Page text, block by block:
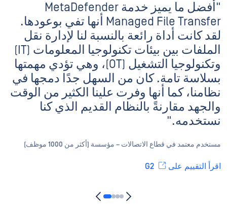
"أفضل ما يميز خدمة MetaDefender
Managed File Transfer أنها تفي بوعودها.
لقد كانت أداة رائعة بالنسبة لنا لإدارة نقل
الملفات بين بيئات تكنولوجيا المعلومات (IT)
وتكنولوجيا التشغيل (OT)، وهي تؤدي مهمتها
بسلاسة تامة. كان من السهل جدًا دمجها في
نظامنا، كما أنها وفرت علينا الكثير من الوقت
والجهد مقارنةً بالنظام القديم الذي كنا
نستخدمه."
مستخدم معتمد في قطاع الاتصالات – مؤسسة (أكثر من 1000 موظف)
اقرأ التقييم على G2